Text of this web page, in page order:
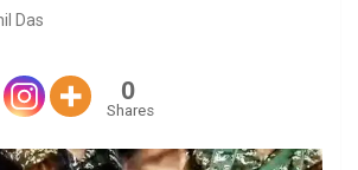
Das
0
Shares